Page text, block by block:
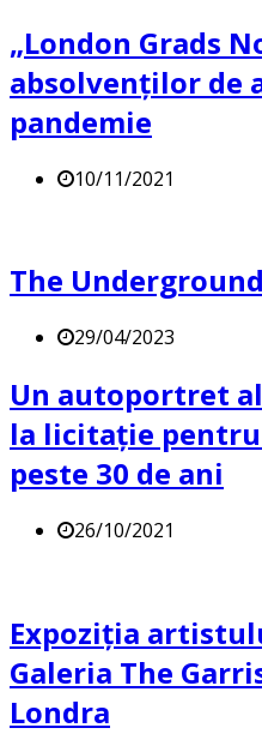
„London Grads
absolvenților de
pandemie
10/11/2021
The
29/04/2023
Un autoportret
la licitație
peste 30 de ani
26/10/2021
Expoziția
Galeria The
Londra